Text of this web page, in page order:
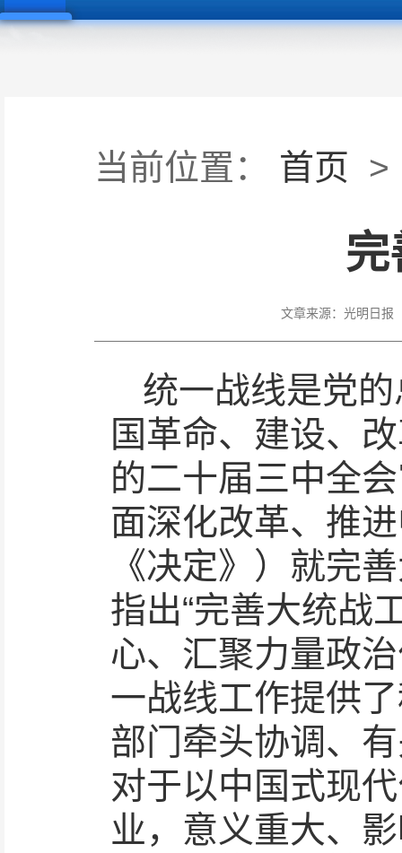
当前位置： 首页 >
完
文章来源： 光明日报
统一战线是党
国革命、建设、
的二十届三中全
面深化改革、推
《决定》）就完
指出“完善大统战
心、汇聚力量政
一战线工作提供
部门牵头协调、
对于以中国式现
业，意义重大、